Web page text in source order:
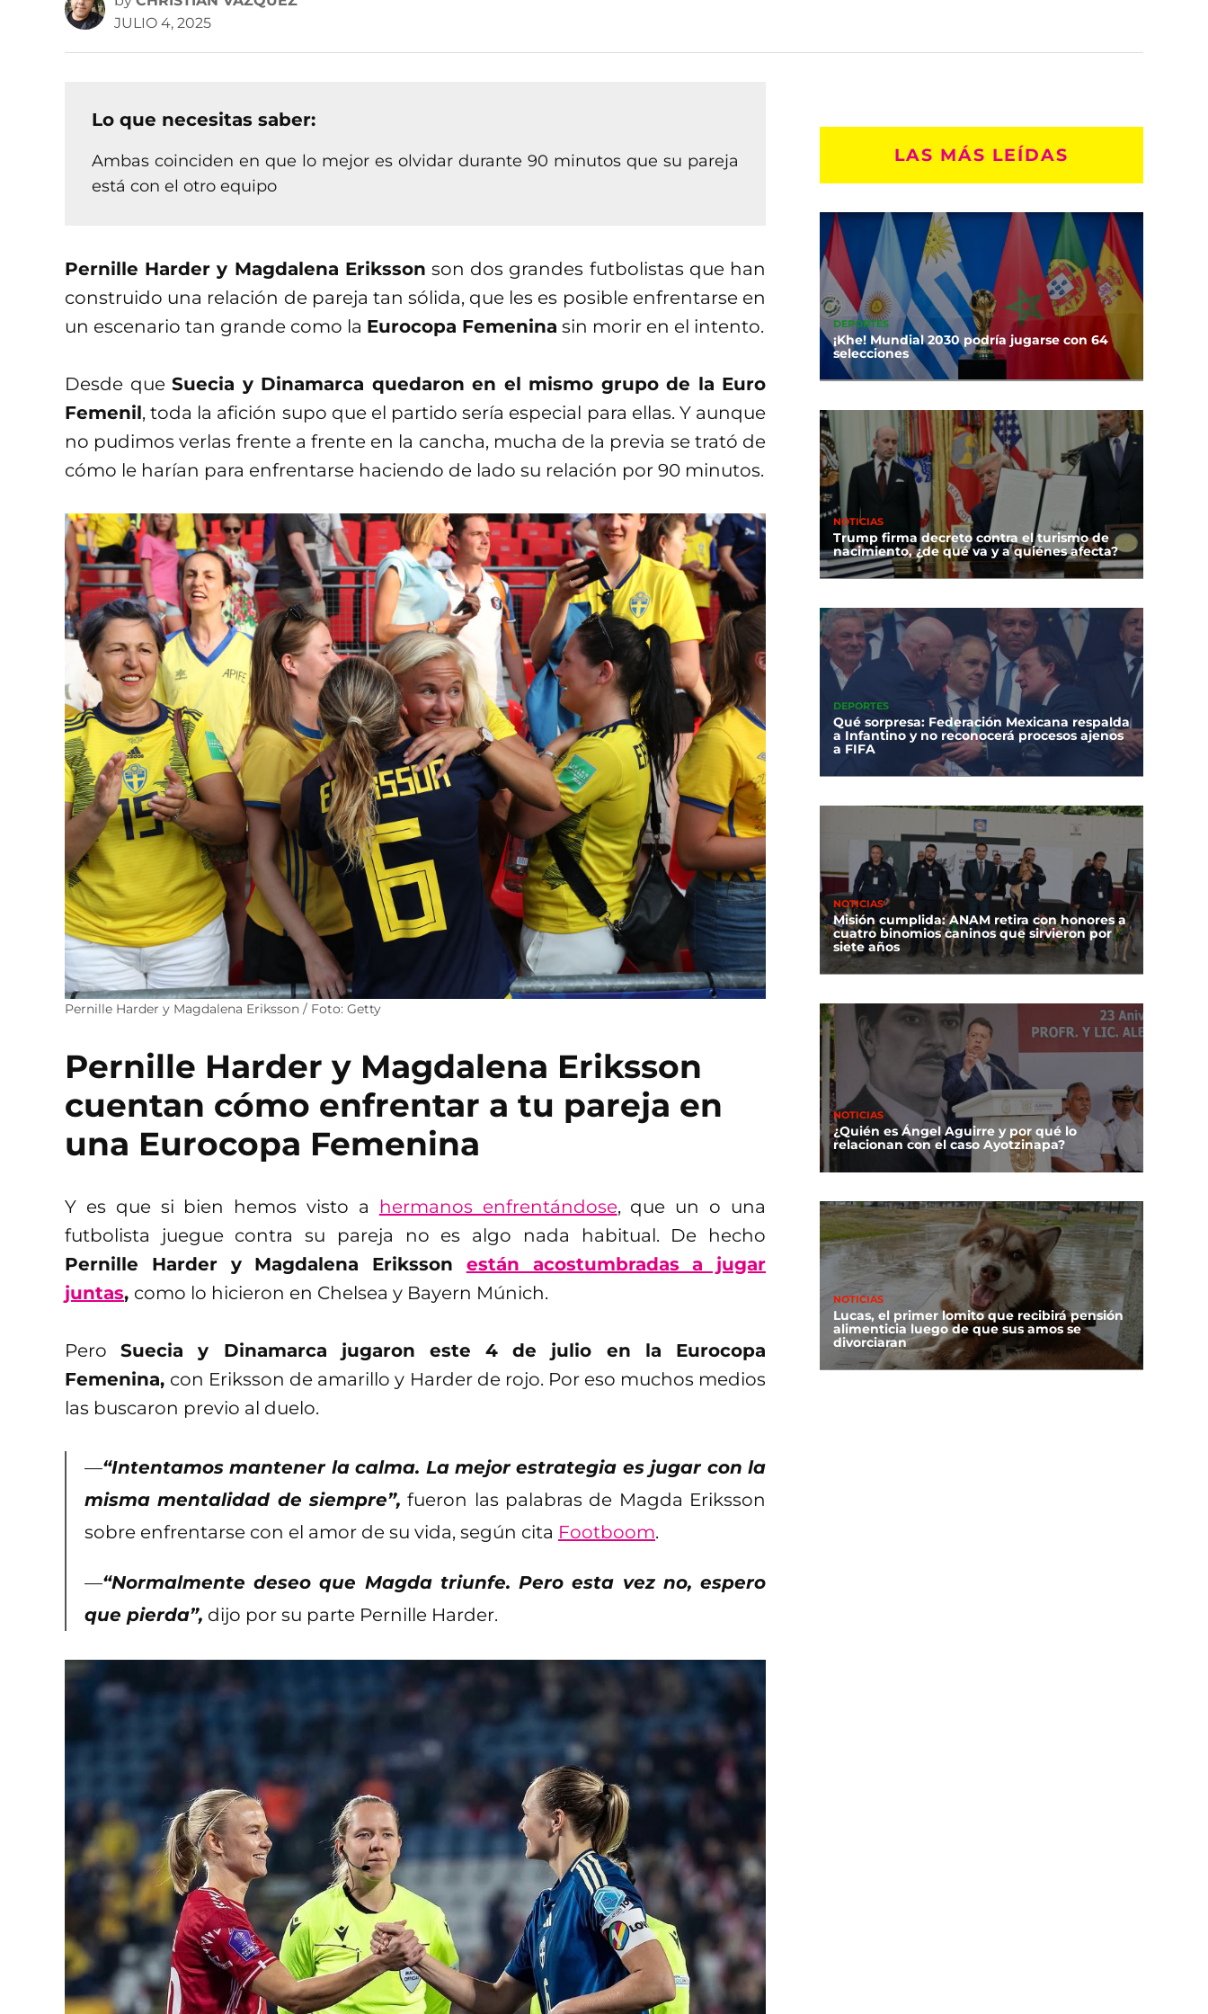
JULIO 4, 2025
Lo que necesitas saber:
Ambas coinciden en que lo mejor es olvidar durante 90 minutos que su pareja
está con el otro equipo
Pernille Harder y Magdalena Eriksson son dos grandes futbolistas que han
construido una relación de pareja tan sólida, que les es posible enfrentarse en
un escenario tan grande como la Eurocopa Femenina sin morir en el intento.
Desde que Suecia y Dinamarca quedaron en el mismo grupo de la Euro
Femenil, toda la afición supo que el partido sería especial para ellas. Y aunque
no pudimos verlas frente a frente en la cancha, mucha de la previa se trató de
cómo le harían para enfrentarse haciendo de lado su relación por 90 minutos.
Pernille Harder y Magdalena Eriksson / Foto: Getty
Pernille Harder y Magdalena Eriksson
cuentan cómo enfrentar a tu pareja en
una Eurocopa Femenina
Y es que si bien hemos visto a hermanos enfrentándose, que un o una
futbolista juegue contra su pareja no es algo nada habitual. De hecho
Pernille Harder y Magdalena Eriksson están acostumbradas a jugar
juntas, como lo hicieron en Chelsea y Bayern Múnich.
PeroSuecia y Dinamarca jugaron este 4 de julio en la Eurocopa
Femenina, con Eriksson de amarillo y Harder de rojo. Por eso muchos medios
las buscaron previo al duelo.
—“Intentamos mantener la calma. La mejor estrategia es jugar con la
misma mentalidad de siempre”, fueron las palabras de Magda Eriksson
sobre enfrentarse con el amor de su vida, según cita Footboom.
—“Normalmente deseo que Magda triunfe. Pero esta vez no, espero
que pierda”, dijo por su parte Pernille Harder.
LAS MÁS LEÍDAS
DEPORTES
¡Khe! Mundial 2030 podría jugarse con 64
selecciones
NOTICIAS
Trump firma decreto contra el turismo de
nacimiento, ¿de qué va y a quiénes afecta?
DEPORTES
Qué sorpresa: Federación Mexicana respalda
a Infantino y no reconocerá procesos ajenos
a FIFA
NOTICIAS
Misión cumplida: ANAM retira con honores a
cuatro binomios caninos que sirvieron por
siete años
NOTICIAS
¿Quién es Ángel Aguirre y por qué lo
relacionan con el caso Ayotzinapa?
NOTICIAS
Lucas, el primer lomito que recibirá pensión
alimenticia luego de que sus amos se
divorciaran